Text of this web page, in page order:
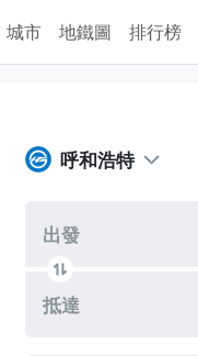
城市 地鐵圖 排行榜
呼和浩特
出發
抵達